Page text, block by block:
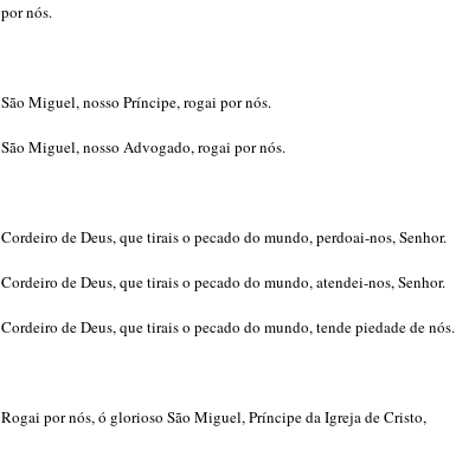
por nós.
São Miguel, nosso Príncipe, rogai por nós.
São Miguel, nosso Advogado, rogai por nós.
Cordeiro de Deus, que tirais o pecado do mundo, perdoai-nos, Senhor.
Cordeiro de Deus, que tirais o pecado do mundo, atendei-nos, Senhor.
Cordeiro de Deus, que tirais o pecado do mundo, tende piedade de nós.
Rogai por nós, ó glorioso São Miguel, Príncipe da Igreja de Cristo,